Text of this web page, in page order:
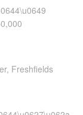
Freshfields